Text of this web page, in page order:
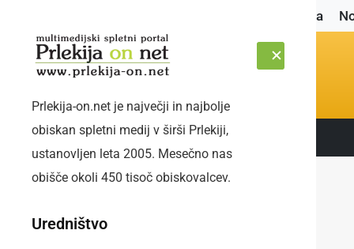
Naslovnica
SOBOTA, 8. AVGUST 2026 Sledite nam:
Prlekija-on.net je največji in najbolje
obiskan spletni medij v širši Prlekiji,
ustanovljen leta 2005. Mesečno nas
obišče okoli 450 tisoč obiskovalcev.
Uredništvo